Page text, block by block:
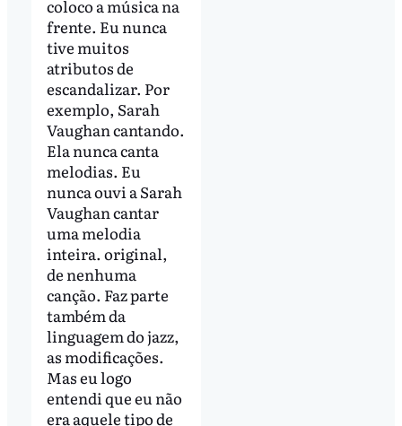
coloco a música na
frente. Eu nunca
tive muitos
atributos de
escandalizar. Por
exemplo, Sarah
Vaughan cantando.
Ela nunca canta
melodias. Eu
nunca ouvi a Sarah
Vaughan cantar
uma melodia
inteira. original,
de nenhuma
canção. Faz parte
também da
linguagem do jazz,
as modificações.
Mas eu logo
entendi que eu não
era aquele tipo de